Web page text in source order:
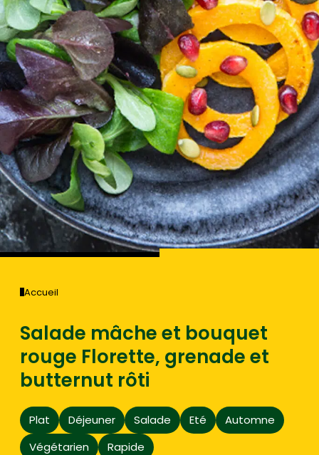
Accueil
Salade mâche et bouquet
rouge Florette, grenade et
butternut rôti
Plat Déjeuner Salade Eté
Automne
Végétarien
Rapide